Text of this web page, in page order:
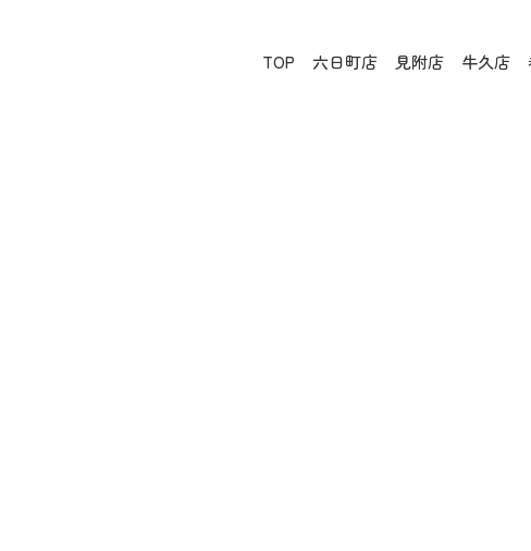
TOP 六日町店 見附店 牛久店